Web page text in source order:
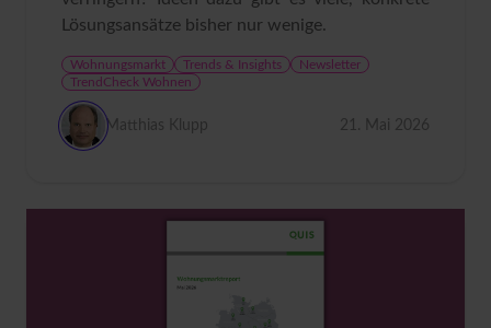
Lösungsansätze bisher nur wenige.
Wohnungsmarkt Trends & Insights
Newsletter
TrendCheck Wohnen
Matthias Klupp 21. Mai 2026